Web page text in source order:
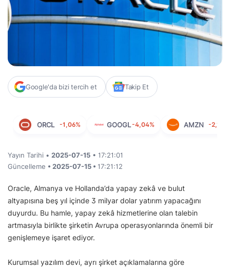
Google'da bizi tercih et Takip Et
ORCL -1,06% GOOGL-4,04% AMZN -2,19%
Yayın Tarihi • 2025-07-15 • 17:21:01
Güncelleme • 2025-07-15 • 17:21:12
Oracle, Almanya ve Hollanda’da yapay zekâ ve bulut
altyapısına beş yıl içinde 3 milyar dolar yatırım yapacağını
duyurdu. Bu hamle, yapay zekâ hizmetlerine olan talebin
artmasıyla birlikte şirketin Avrupa operasyonlarında önemli bir
genişlemeye işaret ediyor.
Kurumsal yazılım devi, ayrı şirket açıklamalarına göre